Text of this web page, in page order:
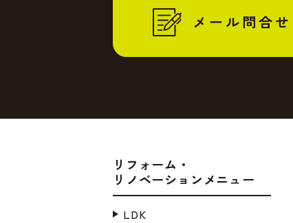
メール問合せ
リフォーム・
リノベーションメニュー
LDK